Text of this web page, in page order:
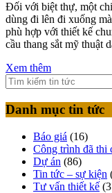
Đối với biệt thự, một
dùng đi lên đi xuống
phù hợp với thiết kế
cầu thang sắt mỹ thuật
Xem thêm
Danh mục tin tức
Báo giá (16)
Công trình đã thi
Dự án (86)
Tin tức – sự kiện
Tư vấn thiết kế